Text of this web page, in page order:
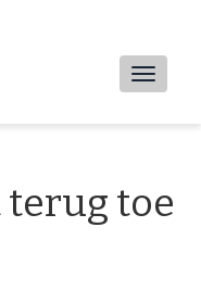
Main
terug toe